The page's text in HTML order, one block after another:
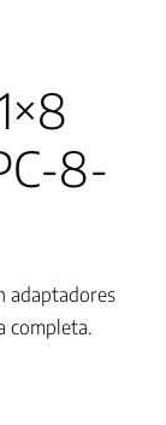
8-
adaptadores
completa.